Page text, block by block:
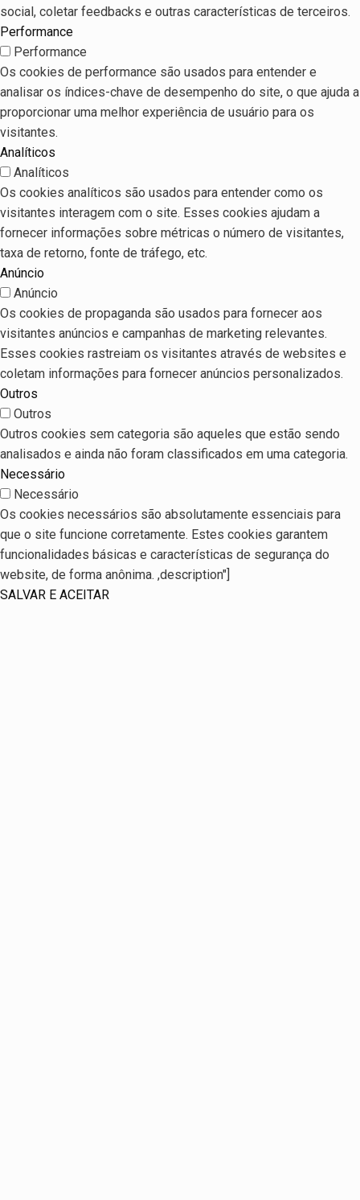
social, coletar feedbacks e outras características de terceiros.
Performance
Performance
Os cookies de performance são usados para entender e
analisar os índices-chave de desempenho do site, o que ajuda a
proporcionar uma melhor experiência de usuário para os
visitantes.
Analíticos
Analíticos
Os cookies analíticos são usados para entender como os
visitantes interagem com o site. Esses cookies ajudam a
fornecer informações sobre métricas o número de visitantes,
taxa de retorno, fonte de tráfego, etc.
Anúncio
Anúncio
Os cookies de propaganda são usados para fornecer aos
visitantes anúncios e campanhas de marketing relevantes.
Esses cookies rastreiam os visitantes através de websites e
coletam informações para fornecer anúncios personalizados.
Outros
Outros
Outros cookies sem categoria são aqueles que estão sendo
analisados e ainda não foram classificados em uma categoria.
Necessário
Necessário
Os cookies necessários são absolutamente essenciais para
que o site funcione corretamente. Estes cookies garantem
funcionalidades básicas e características de segurança do
website, de forma anônima. ,description"]
SALVAR E ACEITAR